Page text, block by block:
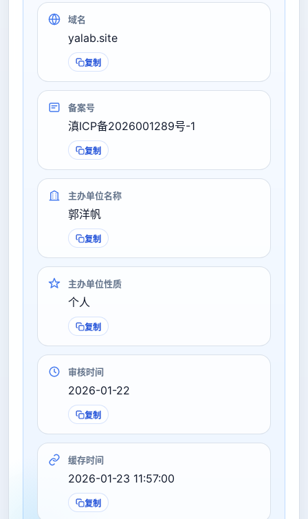
域名
yalab.site
复制
备案号
滇ICP备2026001289号-1
复制
主办单位名称
郭洋帆
复制
主办单位性质
个人
复制
审核时间
2026-01-22
复制
缓存时间
2026-01-23 11:57:00
复制